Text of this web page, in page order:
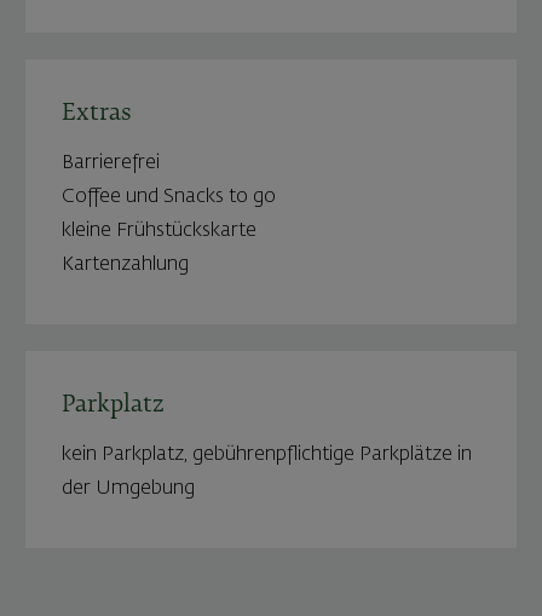
Extras
Barrierefrei
Coffee und Snacks to go
kleine Frühstückskarte
Kartenzahlung
Parkplatz
kein Parkplatz, gebührenpflichtige Parkplätze in
der Umgebung